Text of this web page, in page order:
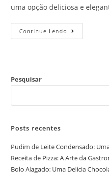
uma opção deliciosa e
Continue Lendo
Pesquisar
Posts recentes
Pudim de Leite Condensado:
Receita de Pizza: A Arte da
Bolo Alagado: Uma Delícia